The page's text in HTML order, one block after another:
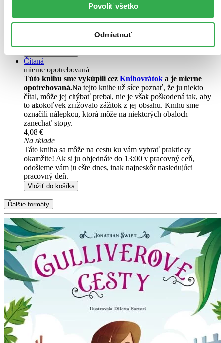
Povoliť všetko
Odmietnuť
budete ju mať hneď a ešte aj ušetríte život stromom. Viac
informácii o e-kniháchnájdete tu.
Čítaná
mierne opotrebovaná
Túto knihu sme vykúpili cez Knihovrátok a je mierne
opotrebovaná.Na tejto knihe už síce poznať, že ju niekto
čítal, môže jej chýbať prebal, nie je však poškodená tak, aby
to akokoľvek znižovalo zážitok z jej obsahu. Knihu sme
označili nálepkou, ktorá môže na niektorých obaloch
zanechať stopy.
4,08 €
Na sklade
Táto kniha sa môže na cestu ku vám vybrať prakticky
okamžite! Ak si ju objednáte do 13:00 v pracovný deň,
odošleme vám ju ešte dnes, inak najneskôr nasledujúci
pracovný deň.
Vložiť do košíka
Ďalšie formáty